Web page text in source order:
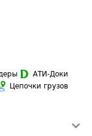
АТИ-Доки
Цепочки грузов